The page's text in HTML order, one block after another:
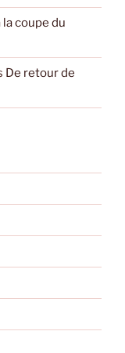
coupe du
De retour de